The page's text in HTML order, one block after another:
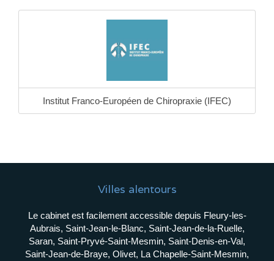
Institut Franco-Européen de Chiropraxie (IFEC)
Villes alentours
Le cabinet est facilement accessible depuis Fleury-les-
Aubrais, Saint-Jean-le-Blanc, Saint-Jean-de-la-Ruelle,
Saran, Saint-Pryvé-Saint-Mesmin, Saint-Denis-en-Val,
Saint-Jean-de-Braye, Olivet, La Chapelle-Saint-Mesmin,